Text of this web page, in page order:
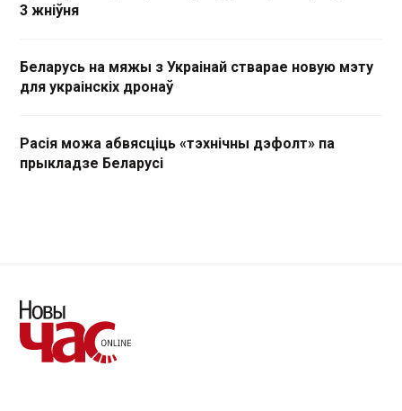
3 жніўня
Беларусь на мяжы з Украінай стварае новую мэту
для украінскіх дронаў
Расія можа абвясціць «тэхнічны дэфолт» па
прыкладзе Беларусі